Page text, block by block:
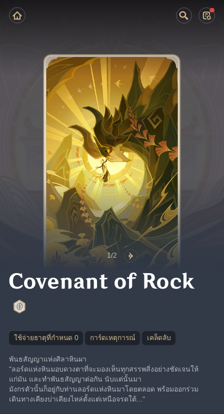
1/2
Covenant of Rock
ใช้จ่ายธาตุที่กำหนด 0 การ์ดเหตุการณ์ เคล็ดลับ
พันธสัญญาแห่งศิลาหินผา
"ลอร์ดแห่งหินมอบดวงตาที่จะมองเห็นทุกสรรพสิ่งอย่างชัดเจนให้
แก่มัน และทำพันธสัญญาต่อกัน นับแต่นั้นมา
มังกรตัวนั้นก็อยู่กับท่านลอร์ดแห่งหินมาโดยตลอด พร้อมออกร่วม
เดินทางเคียงบ่าเคียงไหล่ตั้งแต่เหนือจรดใต้..."